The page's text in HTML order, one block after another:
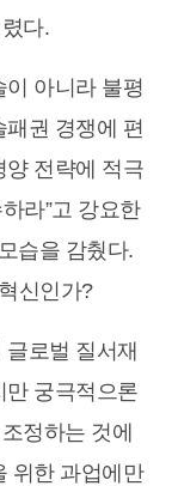
다.
아니라 불평
권 경쟁에 편
양 전략에 적극
라”고 강요한
습을 감췄다.
신인가?
글로벌 질서재
만 궁극적으론
정하는 것에
위한 과업에만